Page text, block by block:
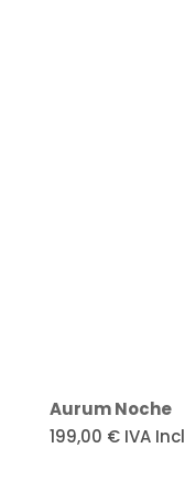
Aurum Noche
199,00 € IVA Incl